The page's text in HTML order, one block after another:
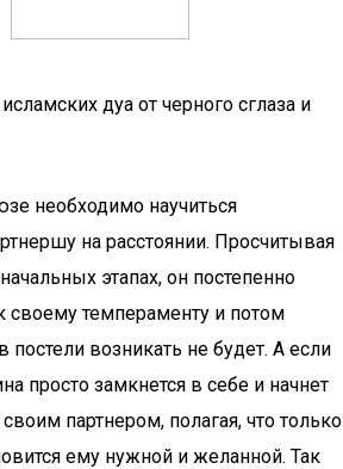
дуа от черного сглаза и
необходимо научиться
на расстоянии. Просчитывая
этапах, он постепенно
своему темпераменту и потом
постели возникать не будет. А если
просто замкнется в себе и начнет
партнером, полагая, что только
ему нужной и желанной. Так